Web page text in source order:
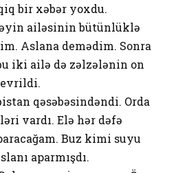
bir xəbər yoxdu.
ailəsinin bütünlüklə
Aslana demədim. Sonra
iki ailə də zəlzələnin on
qəsəbəsindəndi. Orda
vardı. Elə hər dəfə
Buz kimi suyu
aparmışdı.